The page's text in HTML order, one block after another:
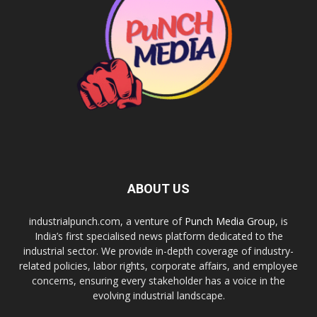
ABOUT US
industrialpunch.com, a venture of Punch Media Group, is
India’s first specialised news platform dedicated to the
industrial sector. We provide in-depth coverage of industry-
related policies, labor rights, corporate affairs, and employee
concerns, ensuring every stakeholder has a voice in the
evolving industrial landscape.